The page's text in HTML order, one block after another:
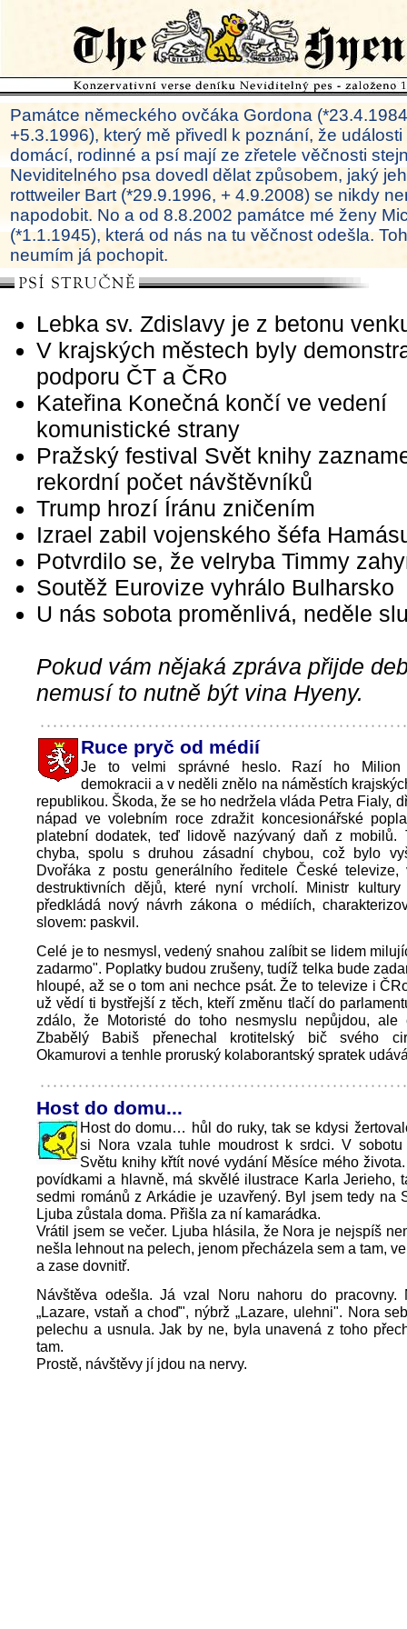
Památce německého ovčáka Gordona
+5.3.1996), který mě přivedl k poznání, že
domácí, rodinné a psí mají ze zřetele věčnosti
Neviditelného psa dovedl dělat způsobem, jaký
rottweiler Bart (*29.9.1996, + 4.9.2008) se nikdy
napodobit. No a od 8.8.2002 památce mé ženy
(*1.1.1945), která od nás na tu věčnost odešla.
neumím já pochopit.
Lebka sv. Zdislavy je z betonu
V krajských městech byly
podporu ČT a ČRo
Kateřina Konečná končí ve vedení
komunistické strany
Pražský festival Svět knihy
rekordní počet návštěvníků
Trump hrozí Íránu zničením
Izrael zabil vojenského šéfa
Potvrdilo se, že velryba Timmy
Soutěž Eurovize vyhrálo Bulharsko
U nás sobota proměnlivá, neděle
Pokud vám nějaká zpráva přijde
nemusí to nutně být vina Hyeny.
Ruce pryč od médií
Je to velmi správné heslo. Razí ho Milion
demokracii a v neděli znělo na náměstích
republikou. Škoda, že se ho nedržela vláda Petra Fialy,
nápad ve volebním roce zdražit koncesionářské
platební dodatek, teď lidově nazývaný daň z mobilů.
chyba, spolu s druhou zásadní chybou, což bylo
Dvořáka z postu generálního ředitele České
destruktivních dějů, které nyní vrcholí. Ministr kultury
předkládá nový návrh zákona o médiích,
slovem: paskvil.
Celé je to nesmysl, vedený snahou zalíbit se lidem
zadarmo". Poplatky budou zrušeny, tudíž telka bude
hloupé, až se o tom ani nechce psát. Že to televize i
už vědí ti bystřejší z těch, kteří změnu tlačí do
zdálo, že Motoristé do toho nesmyslu nepůjdou, ale
Zbabělý Babiš přenechal krotitelský bič svého
Okamurovi a tenhle proruský kolaborantský spratek
Host do domu...
Host do domu… hůl do ruky, tak se kdysi
si Nora vzala tuhle moudrost k srdci. V
Světu knihy křtít nové vydání Měsíce mého
povídkami a hlavně, má skvělé ilustrace Karla Jerieho,
sedmi románů z Arkádie je uzavřený. Byl jsem tedy na
Ljuba zůstala doma. Přišla za ní kamarádka.
Vrátil jsem se večer. Ljuba hlásila, že Nora je nejspíš
nešla lehnout na pelech, jenom přecházela sem a tam,
a zase dovnitř.
Návštěva odešla. Já vzal Noru nahoru do pracovny.
„Lazare, vstaň a choď", nýbrž „Lazare, ulehni". Nora
pelechu a usnula. Jak by ne, byla unavená z toho
tam.
Prostě, návštěvy jí jdou na nervy.